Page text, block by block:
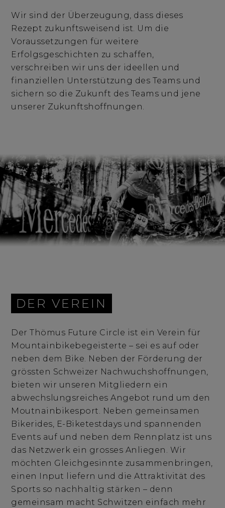
Wir sind der Überzeugung, dass dieses
Rezept zukunftsweisend ist. Um die
Voraussetzungen für weitere
Erfolgsgeschichten zu schaffen,
verschreiben wir uns der ideellen und
finanziellen Unterstützung des Teams und
sichern so die Zukunft des Teams und jene
unserer Zukunftshoffnungen.
DER VEREIN
Der Thömus Future Circle ist ein Verein für
Mountainbikebegeisterte – sei es auf oder
neben dem Bike. Neben der Förderung der
grössten Schweizer Nachwuchshoffnungen,
bieten wir unseren Mitgliedern ein
abwechslungsreiches Angebot rund um den
Moutnainbikesport. Neben gemeinsamen
Bikerides, E-Biketestdays und spannenden
Events auf und neben dem Rennplatz ist uns
das Netzwerk ein grosses Anliegen. Wir
möchten Gleichgesinnte zusammenbringen,
einen Input liefern und die Attraktivität des
Sports so nachhaltig stärken – denn
gemeinsam macht Schwitzen einfach mehr